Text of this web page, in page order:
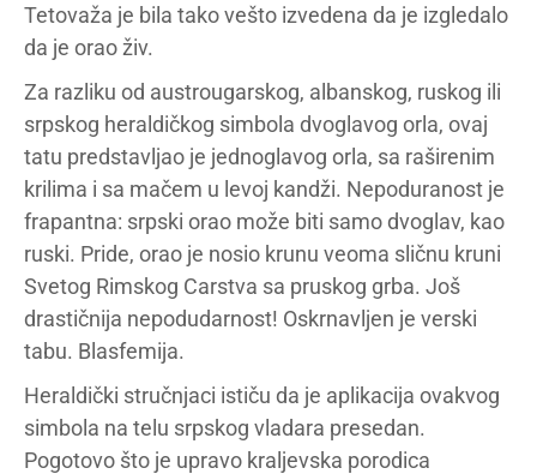
Tetovaža je bila tako vešto izvedena da je izgledalo
da je orao živ.
Za razliku od austrougarskog, albanskog, ruskog ili
srpskog heraldičkog simbola dvoglavog orla, ovaj
tatu predstavljao je jednoglavog orla, sa raširenim
krilima i sa mačem u levoj kandži. Nepoduranost je
frapantna: srpski orao može biti samo dvoglav, kao
ruski. Pride, orao je nosio krunu veoma sličnu kruni
Svetog Rimskog Carstva sa pruskog grba. Još
drastičnija nepodudarnost! Oskrnavljen je verski
tabu. Blasfemija.
Heraldički stručnjaci ističu da je aplikacija ovakvog
simbola na telu srpskog vladara presedan.
Pogotovo što je upravo kraljevska porodica